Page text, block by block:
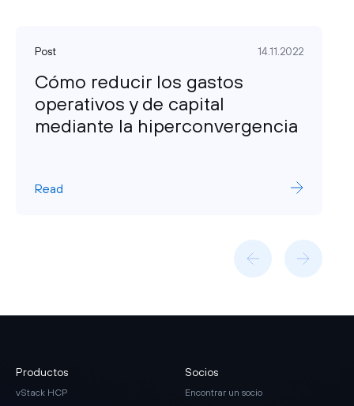
Post 14.11.2022
Cómo reducir los gastos
operativos y de capital
mediante la hiperconvergencia
Read
Productos
vStack HCP
Socios
Encontrar un socio